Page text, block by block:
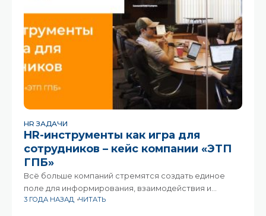
HR ЗАДАЧИ
HR-инструменты как игра для
сотрудников – кейс компании «ЭТП
ГПБ»
Всё больше компаний стремятся создать единое
поле для информирования, взаимодействия и
мотивации своих сотрудников. И всё больше
3 ГОДА НАЗАД ЧИТАТЬ